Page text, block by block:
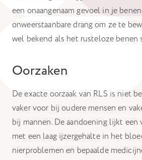
een onaangenaam gevoel in je
onweerstaanbare drang om ze te
wel bekend als het rusteloze benen
Oorzaken
De exacte oorzaak van RLS is niet
vaker voor bij oudere mensen en
bij mannen. De aandoening lijkt een
met een laag ijzergehalte in het
nierproblemen en bepaalde
gebruikersonderzoek uitvoeren.
Advertentie cookies
Hiermee kunnen we u relevante
ervoor zorgen dat gerelateerde
niet goed werkt. U kunt uw
moment wijzigen.
Meer informatie